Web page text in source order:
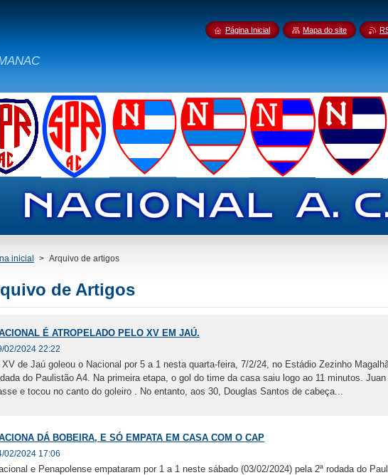
inicial > Arquivo de artigos
de Artigos
É ATROPELADO PELO XV EM JAÚ.
02/2024 22:22
XV de Jaú goleou o Nacional por 5 a 1 nesta quarta-feira, 7/2/24, no Estádio Zezinho
do Paulistão A4. Na primeira etapa, o gol do time da casa saiu logo ao 11 minutos. Juan
e tocou no canto do goleiro . No entanto, aos 30, Douglas Santos de cabeça...
DÁ BOBEIRA, E SÓ EMPATA EM CASA COM O CAP
02/2024 17:06
e Penapolense empataram por 1 a 1 neste sábado (03/02/2024) pela 2ª rodada do
Página Inicial Mapa do site